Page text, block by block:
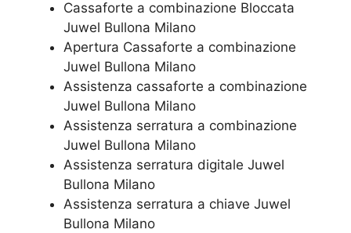
Cassaforte a combinazione Bloccata
Juwel Bullona Milano
​Apertura Cassaforte a combinazione
Juwel Bullona Milano
Assistenza cassaforte a combinazione
Juwel Bullona Milano
​Assistenza serratura​ ​a combinazione
Juwel Bullona Milano
Assistenza serratura ​digitale Juwel
Bullona Milano
Assistenza serratura ​a chiave Juwel
Bullona Milano